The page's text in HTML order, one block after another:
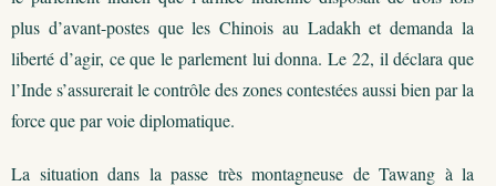
plus d’avant-postes que les Chinois au Ladakh et demanda la
liberté d’agir, ce que le parlement lui donna. Le 22, il déclara que
l’Inde s’assurerait le contrôle des zones contestées aussi bien par la
force que par voie diplomatique.
La situation dans la passe très montagneuse de Tawang à la